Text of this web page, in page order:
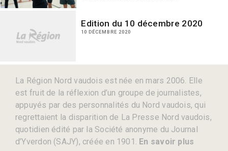
Edition du 10 décembre 2020
10 DÉCEMBRE 2020
La Région Nord vaudois est née en mars 2006. Elle
est fruit de la réflexion d’un groupe de journalistes,
appuyés par des personnalités du Nord vaudois, qui
regrettaient la disparition de La Presse Nord vaudois,
quotidien édité par la Société anonyme du Journal
d’Yverdon (SAJY), créée en 1901. En savoir plus